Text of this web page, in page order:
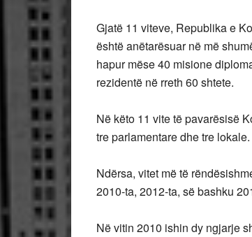
Gjatë 11 viteve, Republika e
është anëtarësuar në më
hapur mëse 40 misione
rezidentë në rreth 60 shtete.
Në këto 11 vite të pavarësisë
tre parlamentare dhe tre lokale.
Ndërsa, vitet më të
2010-ta, 2012-ta, së bashku
Në vitin 2010 ishin dy ngjarje